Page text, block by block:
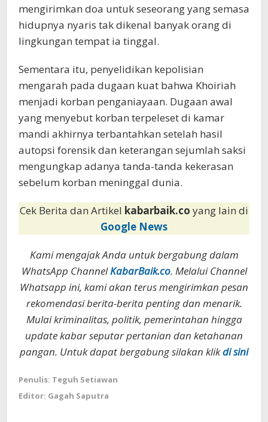
mengirimkan doa untuk seseorang yang semasa
hidupnya nyaris tak dikenal banyak orang di
lingkungan tempat ia tinggal.
Sementara itu, penyelidikan kepolisian
mengarah pada dugaan kuat bahwa Khoiriah
menjadi korban penganiayaan. Dugaan awal
yang menyebut korban terpeleset di kamar
mandi akhirnya terbantahkan setelah hasil
autopsi forensik dan keterangan sejumlah saksi
mengungkap adanya tanda-tanda kekerasan
sebelum korban meninggal dunia.
Cek Berita dan Artikel kabarbaik.co yang lain di
Google News
Kami mengajak Anda untuk bergabung dalam
WhatsApp ChannelKabarBaik.co. Melalui Channel
Whatsapp ini, kami akan terus mengirimkan pesan
rekomendasi berita-berita penting dan menarik.
Mulai kriminalitas, politik, pemerintahan hingga
update kabar seputar pertanian dan ketahanan
pangan. Untuk dapat bergabung silakan klikdi sini
Penulis: Teguh Setiawan
Editor: Gagah Saputra